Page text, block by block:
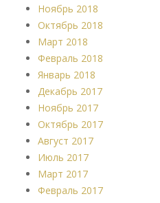
Ноябрь 2018
Октябрь 2018
Март 2018
Февраль 2018
Январь 2018
Декабрь 2017
Ноябрь 2017
Октябрь 2017
Август 2017
Июль 2017
Март 2017
Февраль 2017